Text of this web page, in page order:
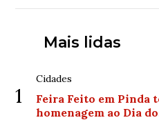
Mais lidas
1
Cidades
Feira Feito em Pinda
homenagem ao Dia